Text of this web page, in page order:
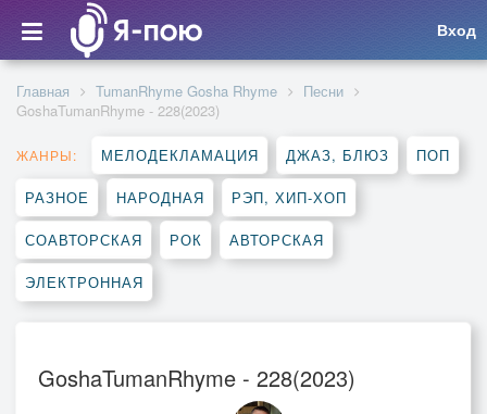
Вход
Главная TumanRhyme Gosha Rhyme
Песни
GoshaTumanRhyme - 228(2023)
ЖАНРЫ: МЕЛОДЕКЛАМАЦИЯ ДЖАЗ, БЛЮЗ ПОП
РАЗНОЕ НАРОДНАЯ РЭП, ХИП-ХОП
СОАВТОРСКАЯ РОК АВТОРСКАЯ
ЭЛЕКТРОННАЯ
GoshaTumanRhyme - 228(2023)